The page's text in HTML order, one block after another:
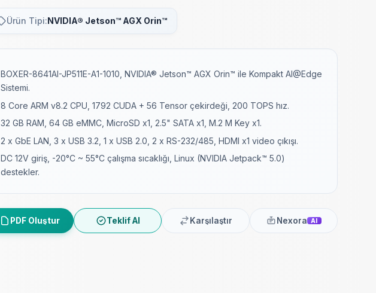
Ürün Tipi:NVIDIA® Jetson™ AGX Orin™
BOXER-8641AI-JP511E-A1-1010, NVIDIA® Jetson™ AGX Orin™ ile Kompakt AI@Edge
Sistemi.
8 Core ARM v8.2 CPU, 1792 CUDA + 56 Tensor çekirdeği, 200 TOPS hız.
32 GB RAM, 64 GB eMMC, MicroSD x1, 2.5" SATA x1, M.2 M Key x1.
2 x GbE LAN, 3 x USB 3.2, 1 x USB 2.0, 2 x RS-232/485, HDMI x1 video çıkışı.
DC 12V giriş, -20°C ~ 55°C çalışma sıcaklığı, Linux (NVIDIA Jetpack™ 5.0)
destekler.
PDF Oluştur Teklif Al Karşılaştır Nexora AI